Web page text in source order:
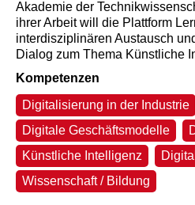
Akademie der
ihrer Arbeit will die Plattform
interdisziplinären Austausch
Dialog zum Thema Künstliche
Kompetenzen
Digitalisierung in der Industrie
Digitale Geschäftsmodelle
Künstliche Intelligenz
Wissenschaft / Bildung